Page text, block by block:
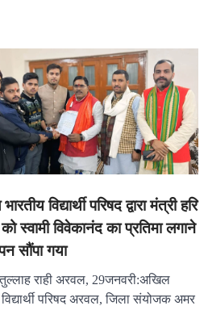
विद्यार्थी परिषद द्वारा मंत्री हरि
स्वामी विवेकानंद का प्रतिमा लगाने
सौंपा गया
राही अरवल, 29जनवरी:अखिल
विद्यार्थी परिषद अरवल, जिला संयोजक अमर